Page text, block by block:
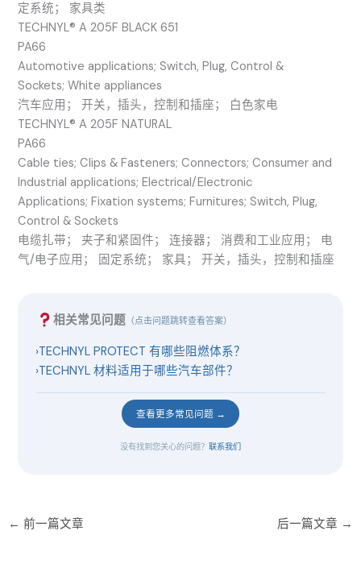
定系统； 家具类
TECHNYL® A 205F BLACK 651
PA66
Automotive applications; Switch, Plug, Control &
Sockets; White appliances
汽车应用； 开关，插头，控制和插座； 白色家电
TECHNYL® A 205F NATURAL
PA66
Cable ties; Clips & Fasteners; Connectors; Consumer and
Industrial applications; Electrical/Electronic
Applications; Fixation systems; Furnitures; Switch, Plug,
Control & Sockets
电缆扎带； 夹子和紧固件； 连接器； 消费和工业应用； 电
气/电子应用； 固定系统； 家具； 开关，插头，控制和插座
相关常见问题（点击问题跳转查看答案）
›TECHNYL PROTECT 有哪些阻燃体系？
›TECHNYL 材料适用于哪些汽车部件？
查看更多常见问题 →
没有找到您关心的问题？ 联系我们
← 前一篇文章 后一篇文章 →